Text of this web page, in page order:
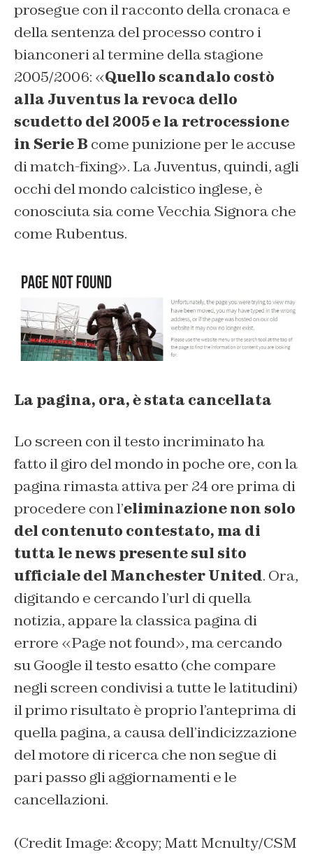
prosegue con il racconto della cronaca e
della sentenza del processo contro i
bianconeri al termine della stagione
2005/2006: «Quello scandalo costò
alla Juventus la revoca dello
scudetto del 2005 e la retrocessione
in Serie B come punizione per le accuse
di match-fixing». La Juventus, quindi, agli
occhi del mondo calcistico inglese, è
conosciuta sia come Vecchia Signora che
come Rubentus.
La pagina, ora, è stata cancellata
Lo screen con il testo incriminato ha
fatto il giro del mondo in poche ore, con la
pagina rimasta attiva per 24 ore prima di
procedere con l’eliminazione non solo
del contenuto contestato, ma di
tutta le news presente sul sito
ufficiale del Manchester United. Ora,
digitando e cercando l’url di quella
notizia, appare la classica pagina di
errore «Page not found», ma cercando
su Google il testo esatto (che compare
negli screen condivisi a tutte le latitudini)
il primo risultato è proprio l’anteprima di
quella pagina, a causa dell’indicizzazione
del motore di ricerca che non segue di
pari passo gli aggiornamenti e le
cancellazioni.
(Credit Image: &copy; Matt Mcnulty/CSM